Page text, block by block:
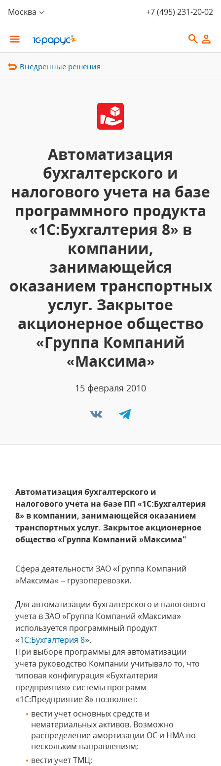
Москва +7 (495) 231-20-02
Внедрённые решения
Автоматизация
бухгалтерского и
налогового учета на базе
программного продукта
«1С:Бухгалтерия 8» в
компании,
занимающейся
оказанием транспортных
услуг. Закрытое
акционерное общество
«Группа Компаний
«Максима»
15 февраля 2010
Автоматизация бухгалтерского и
налогового учета на базе ПП «1С:Бухгалтерия
8» в компании, занимающейся оказанием
транспортных услуг. Закрытое акционерное
общество «Группа Компаний »Максима"
Сфера деятельности ЗАО «Группа Компаний
»Максима« – грузоперевозки.
Для автоматизации бухгалтерского и налогового
учета в ЗАО »Группа Компаний «Максима»
используется программный продукт
«1С:Бухгалтерия 8».
При выборе программы для автоматизации
учета руководство Компании учитывало то, что
типовая конфигурация «Бухгалтерия
предприятия» системы программ
«1С:Предприятие 8» позволяет:
вести учет основных средств и
нематериальных активов. Возможно
распределение амортизации ОС и НМА по
нескольким направлениям;
вести учет ТМЦ;